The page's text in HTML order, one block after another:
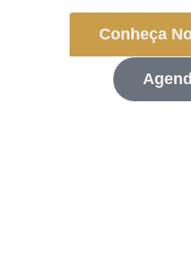
Conheça